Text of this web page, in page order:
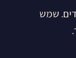
שמש